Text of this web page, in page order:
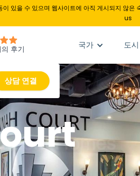
있을 수 있으며 웹사이트에 아직 게시되지 않
us
국가 도시
상담 연결